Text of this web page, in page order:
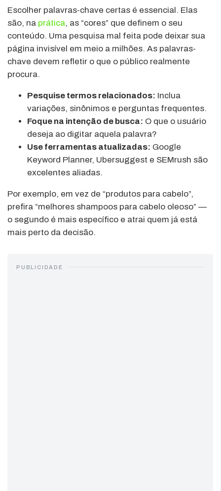
Escolher palavras-chave certas é essencial. Elas
são, na prática, as “cores” que definem o seu
conteúdo. Uma pesquisa mal feita pode deixar sua
página invisível em meio a milhões. As palavras-
chave devem refletir o que o público realmente
procura.
Pesquise termos relacionados: Inclua
variações, sinônimos e perguntas frequentes.
Foque na intenção de busca: O que o usuário
deseja ao digitar aquela palavra?
Use ferramentas atualizadas: Google
Keyword Planner, Ubersuggest e SEMrush são
excelentes aliadas.
Por exemplo, em vez de “produtos para cabelo”,
prefira “melhores shampoos para cabelo oleoso” —
o segundo é mais específico e atrai quem já está
mais perto da decisão.
PUBLICIDADE